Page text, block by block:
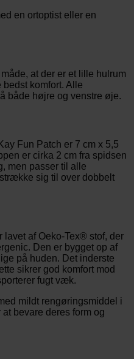
en ortoptist eller en
at der er et lille hulrum
komfort. Alle
både højre og venstre øje.
Fun Patch er 7 cm x 5,5
er cirka 2 cm fra spidsen
men passer til alle
sig til over dobbelt
af Oeko-Tex® stof, der
Den er bygget op af
på huden. Det inderste
sikrer god komfort mod
fugt væk.
mildt rengøringsmiddel i
bevare deres form og